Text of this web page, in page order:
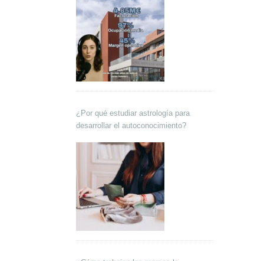
¿Por qué estudiar astrología para
desarrollar el autoconocimiento?